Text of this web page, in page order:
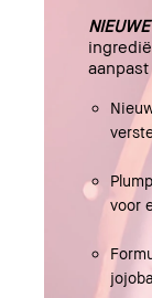
NIEUWE
voor